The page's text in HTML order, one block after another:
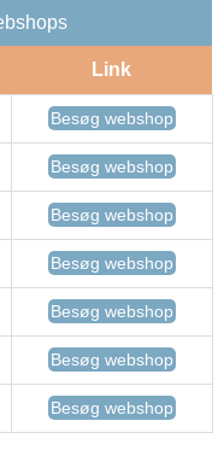
Link
Besøg webshop
Besøg webshop
Besøg webshop
Besøg webshop
Besøg webshop
Besøg webshop
Besøg webshop